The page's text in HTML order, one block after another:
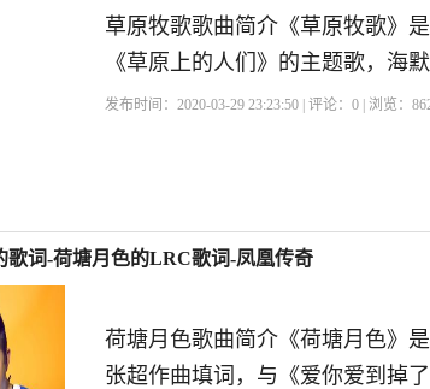
草原牧歌歌曲简介《草原牧歌》
《草原上的人们》的主题歌，海
发布时间：2020-03-29 23:23:50 | 评论：0 | 浏览：
歌词-荷塘月色的LRC歌词-凤凰传奇
荷塘月色歌曲简介《荷塘月色》
张超作曲填词，与《爱你爱到掉